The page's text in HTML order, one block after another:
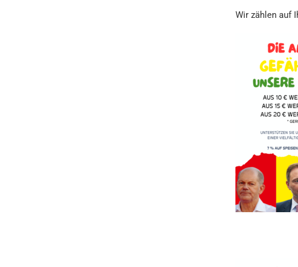
Wir zählen auf